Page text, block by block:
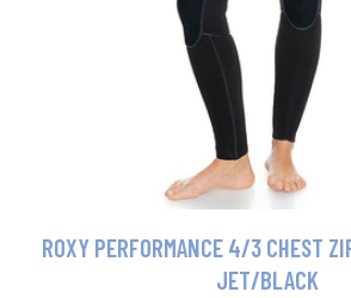
ROXY PERFORMANCE 4/3 CHEST
JET/BLACK